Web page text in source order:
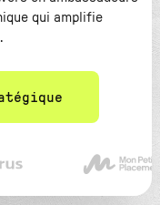
qui amplifie